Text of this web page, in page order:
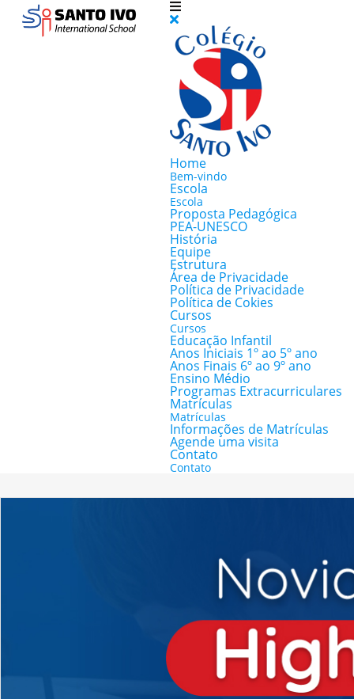
Home
Bem-vindo
Escola
Escola
Proposta Pedagógica
PEA-UNESCO
História
Equipe
Estrutura
Área de Privacidade
Política de Privacidade
Política de Cokies
Cursos
Cursos
Educação Infantil
Anos Iniciais 1º ao 5º ano
Anos Finais 6º ao 9º ano
Ensino Médio
Programas Extracurriculares
Matrículas
Matrículas
Informações de Matrículas
Agende uma visita
Contato
Contato